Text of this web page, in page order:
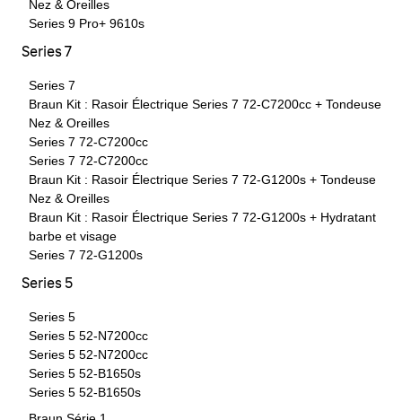
Nez & Oreilles
Series 9 Pro+ 9610s
Series 7
Series 7
Braun Kit : Rasoir Électrique Series 7 72-C7200cc + Tondeuse
Nez & Oreilles
Series 7 72-C7200cc
Series 7 72-C7200cc
Braun Kit : Rasoir Électrique Series 7 72-G1200s + Tondeuse
Nez & Oreilles
Braun Kit : Rasoir Électrique Series 7 72-G1200s + Hydratant
barbe et visage
Series 7 72-G1200s
Series 5
Series 5
Series 5 52-N7200cc
Series 5 52-N7200cc
Series 5 52-B1650s
Series 5 52-B1650s